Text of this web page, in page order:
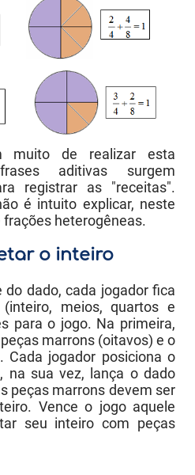
muito de realizar esta
aditivas surgem
registrar as "receitas".
é intuito explicar, neste
heterogêneas.
o inteiro
do dado, cada jogador fica
meios, quartos e
para o jogo. Na primeira,
marrons (oitavos) e o
Cada jogador posiciona o
na sua vez, lança o dado
peças marrons devem ser
Vence o jogo aquele
seu inteiro com peças